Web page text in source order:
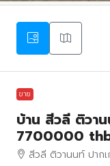
ขาย
บ้าน สีวลี ติวา
7700000
สีวลี ติวานนท์ ปาก